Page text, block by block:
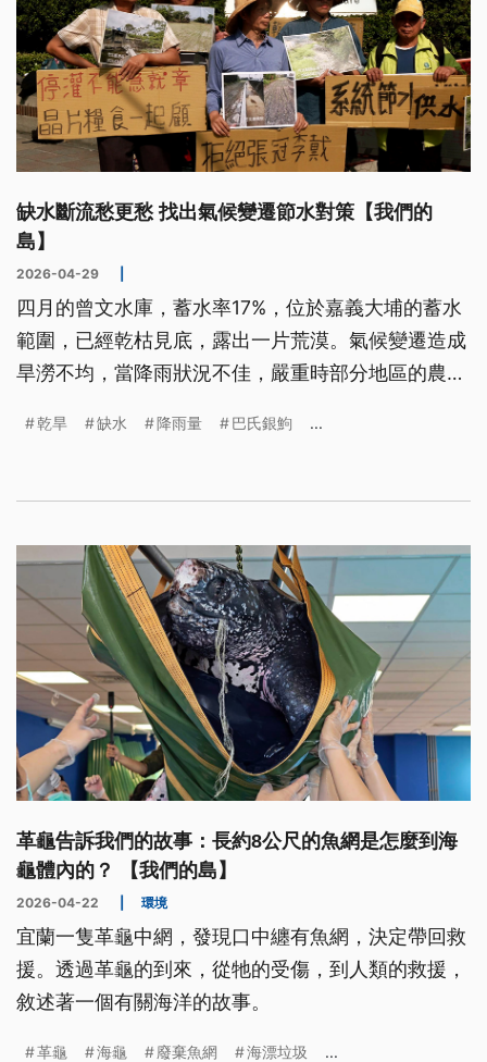
缺水斷流愁更愁 找出氣候變遷節水對策【我們的
島】
2026-04-29
四月的曾文水庫，蓄水率17%，位於嘉義大埔的蓄水
範圍，已經乾枯見底，露出一片荒漠。氣候變遷造成
旱澇不均，當降雨狀況不佳，嚴重時部分地區的農業
影響生態，讓缺水旱象愁上加愁。
乾旱 缺水 降雨量 巴氏銀鮈 ...
革龜告訴我們的故事：長約8公尺的魚網是怎麼到海
龜體內的？ 【我們的島】
2026-04-22 環境
宜蘭一隻革龜中網，發現口中纏有魚網，決定帶回救
援。透過革龜的到來，從牠的受傷，到人類的救援，
敘述著一個有關海洋的故事。
革龜 海龜 廢棄魚網 海漂垃圾 ...